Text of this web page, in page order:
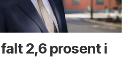
2,6 prosent i